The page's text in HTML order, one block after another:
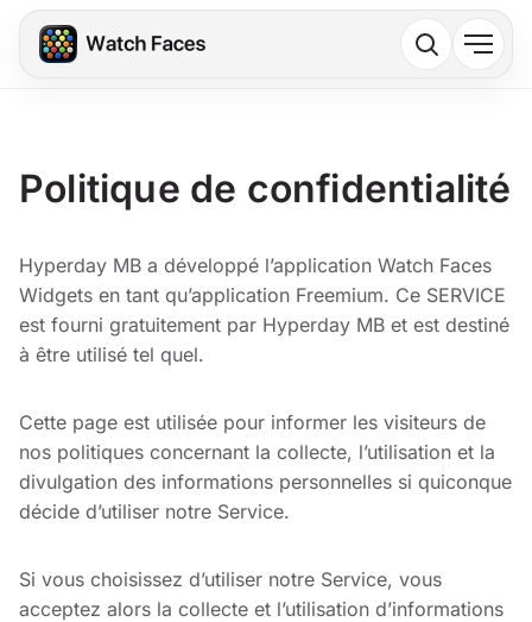
Politique de confidentialité
Hyperday MB a développé l’application Watch Faces
Widgets en tant qu’application Freemium. Ce SERVICE
est fourni gratuitement par Hyperday MB et est destiné
à être utilisé tel quel.
Cette page est utilisée pour informer les visiteurs de
nos politiques concernant la collecte, l’utilisation et la
divulgation des informations personnelles si quiconque
décide d’utiliser notre Service.
Si vous choisissez d’utiliser notre Service, vous
acceptez alors la collecte et l’utilisation d’informations